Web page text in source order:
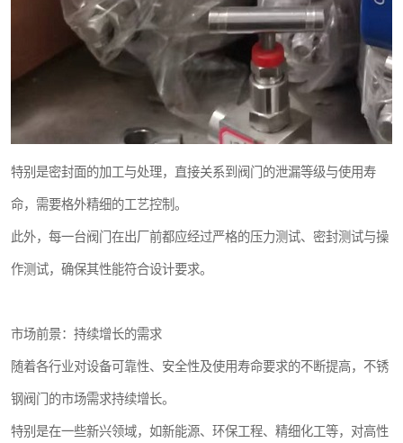
特别是密封面的加工与处理，直接关系到阀门的泄漏等级与使用寿
命，需要格外精细的工艺控制。
此外，每一台阀门在出厂前都应经过严格的压力测试、密封测试与操
作测试，确保其性能符合设计要求。
市场前景：持续增长的需求
随着各行业对设备可靠性、安全性及使用寿命要求的不断提高，不锈
钢阀门的市场需求持续增长。
特别是在一些新兴领域，如新能源、环保工程、精细化工等，对高性